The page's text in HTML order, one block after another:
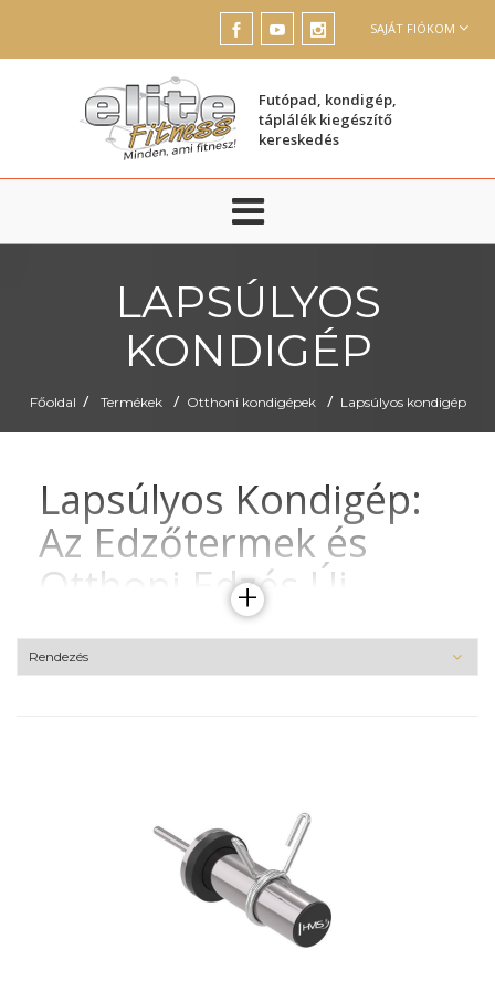
SAJÁT FIÓKOM
Futópad, kondigép,
táplálék kiegészítő
kereskedés
LAPSÚLYOS
KONDIGÉP
Főoldal / Termékek / Otthoni kondigépek / Lapsúlyos kondigép
Lapsúlyos Kondigép:
Az Edzőtermek és
Otthoni Edzés Új
Kedvencei
Az elmúlt években egyre népszerűbbé váltak a lapsúlyos
vannak, és hogyan segíthetnek elérni fitneszcéljainkat.
Mi az a Lapsúlyos
Kondigép?
A lapsúlyos kondigépek olyan erőnléti edzőgépek, amelyek
beépített lapsúlyos rendszert használnak a terhelés
+